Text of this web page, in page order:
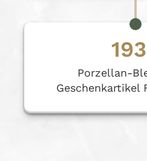
Porzellan-
Geschenkartikel